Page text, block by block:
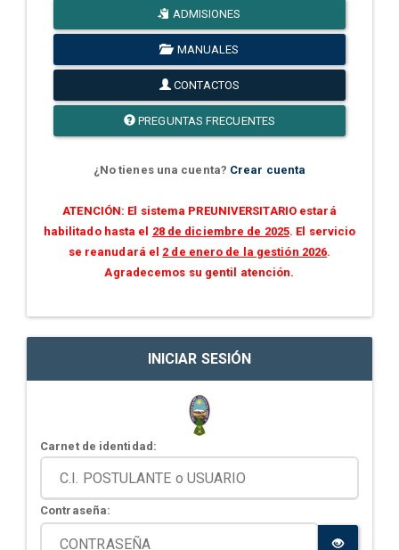
ADMISIONES
MANUALES
CONTACTOS
PREGUNTAS FRECUENTES
¿No tienes una cuenta? Crear cuenta
ATENCIÓN: El sistema PREUNIVERSITARIO estará
habilitado hasta el 28 de diciembre de 2025. El servicio
se reanudará el 2 de enero de la gestión 2026.
Agradecemos su gentil atención.
INICIAR SESIÓN
Carnet de identidad:
Contraseña: